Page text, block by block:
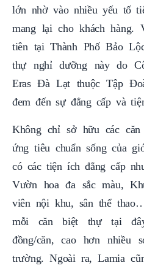
lớn nhờ vào nhiều yếu tố
mang lại cho khách hàng.
tiên tại Thành Phố Bảo
thự nghỉ dưỡng này do
Eras Đà Lạt thuộc Tập
đem đến sự đẳng cấp và
Không chỉ sở hữu các
ứng tiêu chuẩn sống của
có các tiện ích đẳng cấp
Vườn hoa đa sắc màu,
viên nội khu, sân thể
mỗi căn biệt thự tại
đồng/căn, cao hơn nhiều
trường. Ngoài ra, Lamia